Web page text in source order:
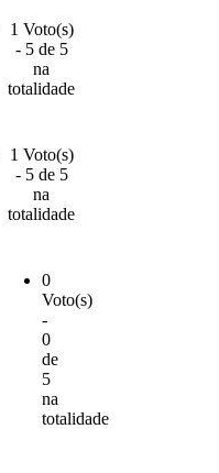
1 Voto(s)
- 5 de 5
na
totalidade
1 Voto(s)
- 5 de 5
na
totalidade
0
Voto(s)
-
0
de
5
na
totalidade